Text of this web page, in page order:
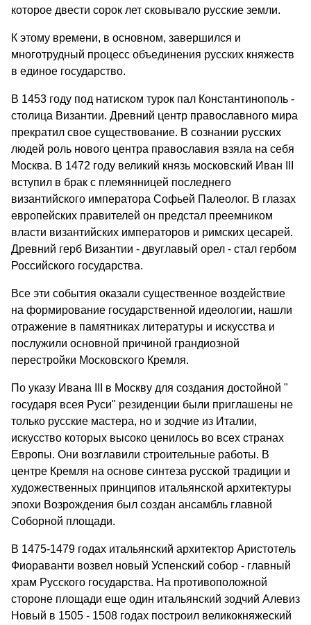
которое двести сорок лет сковывало русские земли.
К этому времени, в основном, завершился и
многотрудный процесс объединения русских княжеств
в единое государство.
В 1453 году под натиском турок пал Константинополь -
столица Византии. Древний центр православного мира
прекратил свое существование. В сознании русских
людей роль нового центра православия взяла на себя
Москва. В 1472 году великий князь московский Иван III
вступил в брак с племянницей последнего
византийского императора Софьей Палеолог. В глазах
европейских правителей он предстал преемником
власти византийских императоров и римских цесарей.
Древний герб Византии - двуглавый орел - стал гербом
Российского государства.
Все эти события оказали существенное воздействие
на формирование государственной идеологии, нашли
отражение в памятниках литературы и искусства и
послужили основной причиной грандиозной
перестройки Московского Кремля.
По указу Ивана III в Москву для создания достойной "
государя всея Руси" резиденции были приглашены не
только русские мастера, но и зодчие из Италии,
искусство которых высоко ценилось во всех странах
Европы. Они возглавили строительные работы. В
центре Кремля на основе синтеза русской традиции и
художественных принципов итальянской архитектуры
эпохи Возрождения был создан ансамбль главной
Соборной площади.
В 1475-1479 годах итальянский архитектор Аристотель
Фиораванти возвел новый Успенский собор - главный
храм Русского государства. На противоположной
стороне площади еще один итальянский зодчий Алевиз
Новый в 1505 - 1508 годах построил великокняжеский